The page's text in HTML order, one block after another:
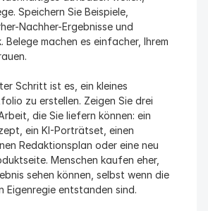
Speichern Sie Beispiele,
Nachher-Ergebnisse und
Belege machen es einfacher, Ihrem
Schritt ist es, ein kleines
zu erstellen. Zeigen Sie drei
die Sie liefern können: ein
ein KI-Porträtset, einen
Redaktionsplan oder eine neu
Menschen kaufen eher,
sehen können, selbst wenn die
Eigenregie entstanden sind.